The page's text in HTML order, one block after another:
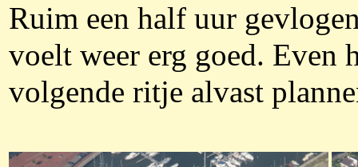
Ruim een half uur
voelt weer erg goed. Even
volgende ritje alvast